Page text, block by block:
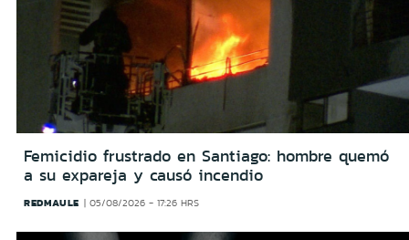
Femicidio frustrado en Santiago: hombre quemó
a su expareja y causó incendio
REDMAULE 05/08/2026 - 17:26 HRS